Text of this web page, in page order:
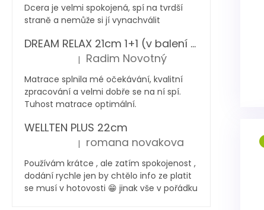
Dcera je velmi spokojená, spí na tvrdší
straně a nemůže si jí vynachválit
DREAM RELAX 21cm 1+1 (v balení 2 ks)
Hodnocení produktu je 5 z 5 hvězdiček.
| Radim Novotný
Matrace splnila mé očekávání, kvalitní
zpracování a velmi dobře se na ní spí.
Tuhost matrace optimální.
WELLTEN PLUS 22cm
Hodnocení produktu je 5 z 5 hvězdiček.
| romana novakova
Používám krátce , ale zatím spokojenost ,
dodání rychle jen by chtělo info ze platit
se musí v hotovosti 😁 jinak vše v pořádku